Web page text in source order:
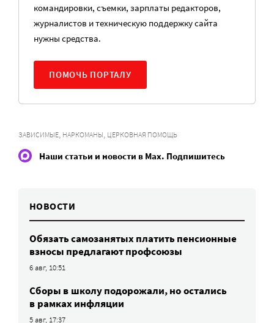
командировки, съемки, зарплаты редакторов,
журналистов и техническую поддержку сайта
нужны средства.
ПОМОЧЬ ПОРТАЛУ
ЗАВИСИМЫЕ, НАРКОМАНЫ, ЦЕРКОВНАЯ ПОМОЩЬ
Наши статьи и новости в Max. Подпишитесь
НОВОСТИ
Обязать самозанятых платить пенсионные
взносы предлагают профсоюзы
6 авг, 10:51
Сборы в школу подорожали, но остались
в рамках инфляции
5 авг, 17:37